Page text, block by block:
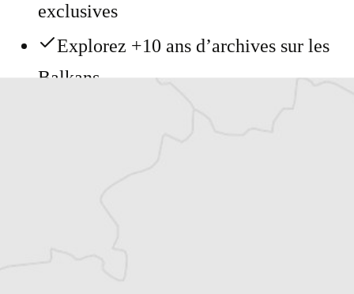
exclusives
Explorez +10 ans d’archives sur les
Balkans